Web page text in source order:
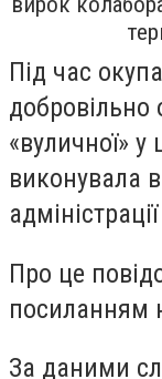
Під час
добровільно
«вуличної»
виконувала
Про це
посиланням
За даними